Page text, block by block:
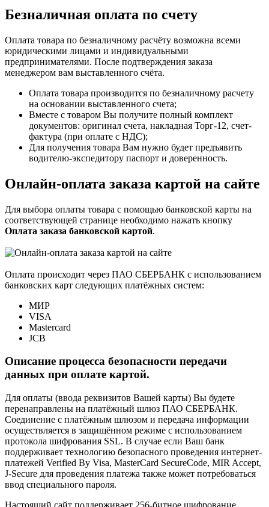
Безналичная оплата по счету
Оплата товара по безналичному расчёту возможна всеми
юридическими лицами и индивидуальными
предпринимателями. После подтверждения заказа
менеджером вам выставленного счёта.
Оплата товара производится по безналичному расчету
на основании выставленного счета;
Вместе с товаром Вы получите полный комплект
документов: оригинал счета, накладная Торг-12, счет-
фактура (при оплате с НДС);
Для получения товара Вам нужно будет предъявить
водителю-экспедитору паспорт и доверенность.
Онлайн-оплата заказа картой на сайте
Для выбора оплаты товара с помощью банковской карты на
соответствующей странице необходимо нажать кнопку
Оплата заказа банковской картой.
Оплата происходит через ПАО СБЕРБАНК с использованием
банковских карт следующих платёжных систем:
МИР
VISA
Mastercard
JCB
Описание процесса безопасности передачи
данных при оплате картой.
Для оплаты (ввода реквизитов Вашей карты) Вы будете
перенаправлены на платёжный шлюз ПАО СБЕРБАНК.
Соединение с платёжным шлюзом и передача информации
осуществляется в защищённом режиме с использованием
протокола шифрования SSL. В случае если Ваш банк
поддерживает технологию безопасного проведения интернет-
платежей Verified By Visa, MasterCard SecureCode, MIR Accept,
J-Secure для проведения платежа также может потребоваться
ввод специального пароля.
Настоящий сайт поддерживает 256-битное шифрование.